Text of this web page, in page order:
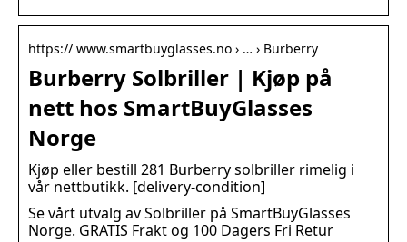
https:// www.smartbuyglasses.no › … › Burberry
Burberry Solbriller | Kjøp på
nett hos SmartBuyGlasses
Norge
Kjøp eller bestill 281 Burberry solbriller rimelig i
vår nettbutikk. [delivery-condition]
Se vårt utvalg av Solbriller på SmartBuyGlasses
Norge. GRATIS Frakt og 100 Dagers Fri Retur